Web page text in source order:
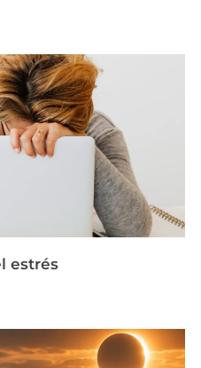
estrés